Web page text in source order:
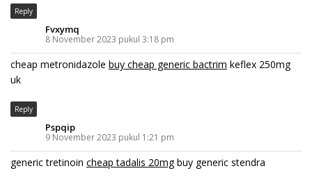
Reply
Fvxymq
8 November 2023 pukul 3:18 pm
cheap metronidazole buy cheap generic bactrim keflex 250mg
uk
Reply
Pspqip
9 November 2023 pukul 1:21 pm
generic tretinoin cheap tadalis 20mgbuy generic stendra